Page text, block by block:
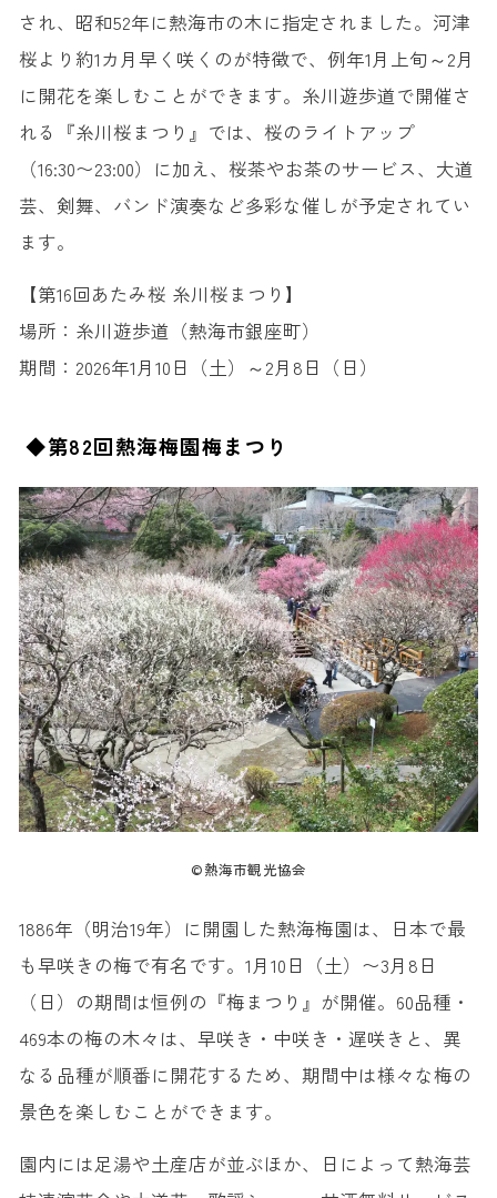
され、昭和52年に熱海市の木に指定されました。河津
桜より約1カ月早く咲くのが特徴で、例年1月上旬～2月
に開花を楽しむことができます。糸川遊歩道で開催さ
れる『糸川桜まつり』では、桜のライトアップ
（16:30〜23:00）に加え、桜茶やお茶のサービス、大道
芸、剣舞、バンド演奏など多彩な催しが予定されてい
ます。
【第16回あたみ桜 糸川桜まつり】
場所：糸川遊歩道（熱海市銀座町）
期間：2026年1月10日（土）～2月8日（日）
◆第82回熱海梅園梅まつり
©熱海市観光協会
1886年（明治19年）に開園した熱海梅園は、日本で最
も早咲きの梅で有名です。1月10日（土）〜3月8日
（日）の期間は恒例の『梅まつり』が開催。60品種・
469本の梅の木々は、早咲き・中咲き・遅咲きと、異
なる品種が順番に開花するため、期間中は様々な梅の
景色を楽しむことができます。
園内には足湯や土産店が並ぶほか、日によって熱海芸